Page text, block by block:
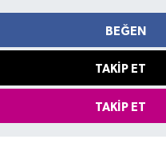
BEĞEN
TAKIP ET
TAKIP ET